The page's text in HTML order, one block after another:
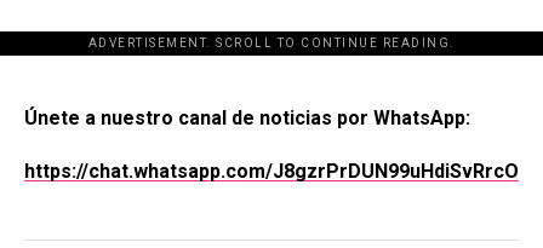
ADVERTISEMENT. SCROLL TO CONTINUE READING.
[adsforwp id="243463"]
Únete a nuestro canal de noticias por WhatsApp:
https://chat.whatsapp.com/J8gzrPrDUN99uHdiSvRrcO